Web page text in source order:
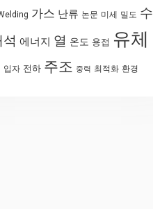
가스 난류 논문 미세 밀도 수
에너지 열 온도 용접 유체
입자 전하 주조 중력 최적화 환경